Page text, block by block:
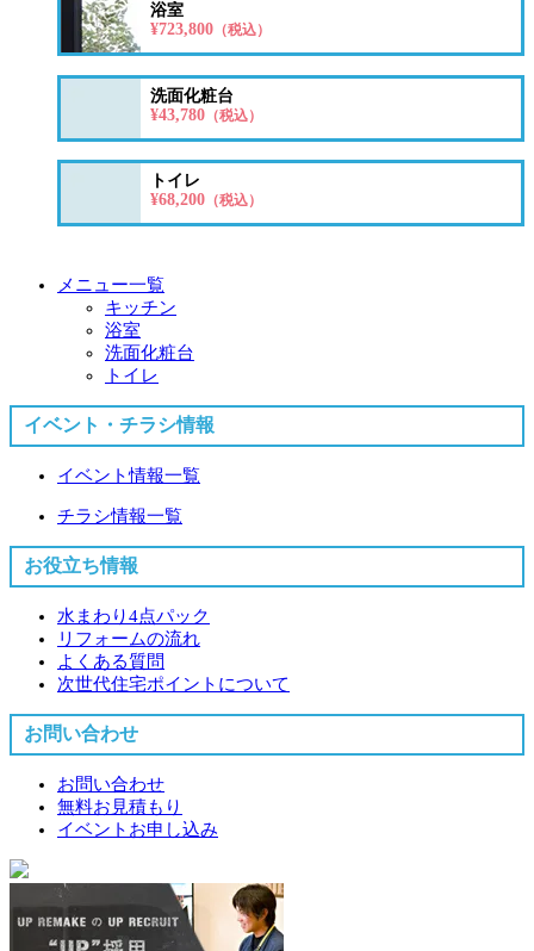
浴室
¥723,800（税込）
洗面化粧台
¥43,780（税込）
トイレ
¥68,200（税込）
メニュー一覧
キッチン
浴室
洗面化粧台
トイレ
イベント・チラシ情報
イベント情報一覧
チラシ情報一覧
お役立ち情報
水まわり4点パック
リフォームの流れ
よくある質問
次世代住宅ポイントについて
お問い合わせ
お問い合わせ
無料お見積もり
イベントお申し込み